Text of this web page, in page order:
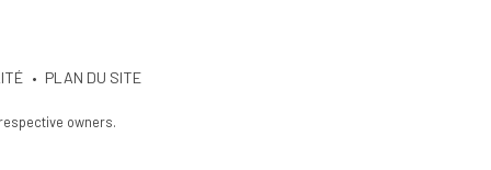
PLAN DU SITE
owners.